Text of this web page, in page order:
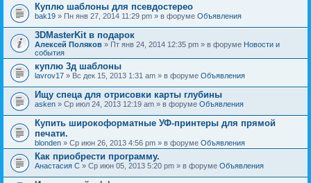
Куплю шаблоны для псевдостерео
bak19 » Пн янв 27, 2014 11:29 pm » в форуме Объявления
3DMasterKit в подарок
Алексей Поляков » Пт янв 24, 2014 12:35 pm » в форуме Новости и
события
куплю 3д шаблоны
lavrov17 » Вс дек 15, 2013 1:31 am » в форуме Объявления
Ищу спеца для отрисовки карты глубины
asken » Ср июл 24, 2013 12:19 am » в форуме Объявления
Купить широкоформатные УФ-принтеры для прямой
печати.
blonden » Ср июн 26, 2013 4:56 pm » в форуме Объявления
Как приобрести программу.
Анастасия С » Ср июн 05, 2013 5:20 pm » в форуме Объявления